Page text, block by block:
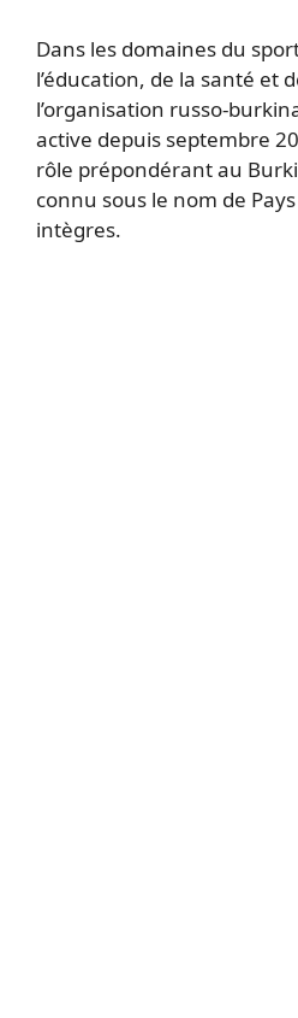
Dans les domaines du
l’éducation, de la santé et
l’organisation russo-
active depuis septembre
rôle prépondérant au
connu sous le nom de
intègres.